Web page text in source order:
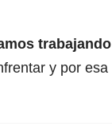
trabajando
y por esa